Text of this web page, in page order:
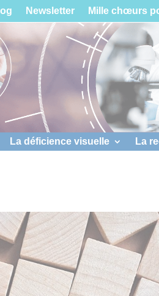
Newsletter Mille chœurs
La déficience visuelle La